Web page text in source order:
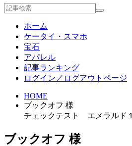
ホーム
ケータイ・スマホ
宝石
アパレル
記事ランキング
ログイン／ログアウトページ
HOME
ブックオフ 様
チェックテスト エメラルド１
ブックオフ 様